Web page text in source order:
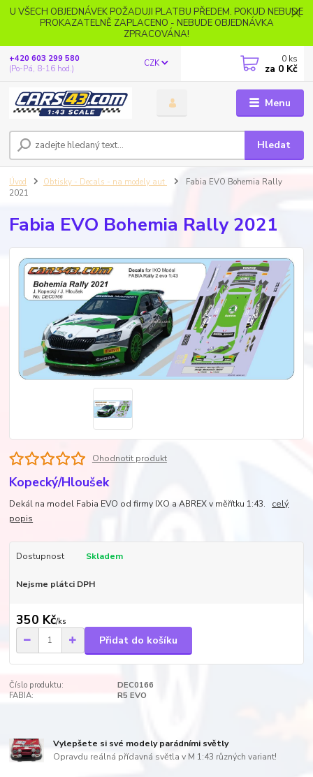
U VŠECH OBJEDNÁVEK POŽADUJI PLATBU PŘEDEM. POKUD NEBUDE
PROKAZATELNĚ ZAPLACENO - NEBUDE OBJEDNÁVKA
ZPRACOVÁNA!
Menu
CZK
Hledat
+420 603 299 580
(Po-Pá, 8-16 hod.)
0 ks
za 0 Kč
Úvod Obtisky - Decals - na modely aut
Fabia EVO Bohemia Rally
2021
Fabia EVO Bohemia Rally 2021
Ohodnotit produkt
Kopecký/Hloušek
Dekál na model Fabia EVO od firmy IXO a ABREX v měřítku 1:43. celý
popis
Dostupnost Skladem
Nejsme plátci DPH
350 Kč/ks
Přidat do košíku
Číslo produktu:
DEC0166
FABIA:
R5 EVO
Vylepšete si své modely parádními světly
Opravdu reálná přídavná světla v M 1:43 různých variant!